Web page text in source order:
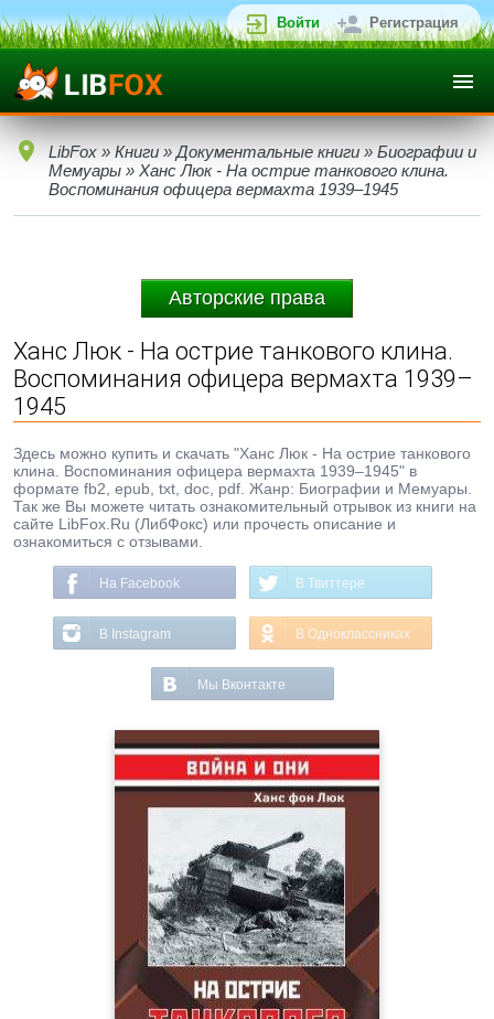
Войти Регистрация
LibFox » Книги » Документальные книги » Биографии и
Мемуары » Ханс Люк - На острие танкового клина.
Воспоминания офицера вермахта 1939–1945
Авторские права
Ханс Люк - На острие танкового клина.
Воспоминания офицера вермахта 1939–
1945
Здесь можно купить и скачать "Ханс Люк - На острие танкового
клина. Воспоминания офицера вермахта 1939–1945" в
формате fb2, epub, txt, doc, pdf. Жанр: Биографии и Мемуары.
Так же Вы можете читать ознакомительный отрывок из книги на
сайте LibFox.Ru (ЛибФокс) или прочесть описание и
ознакомиться с отзывами.
На Facebook В Твиттере
В Instagram В Одноклассниках
Мы Вконтакте